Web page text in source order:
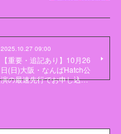
2025.10.27 09:00
【重要・追記あり】10月26
日(日)大阪・なんばHatch公
演の最速先行でお申し込…